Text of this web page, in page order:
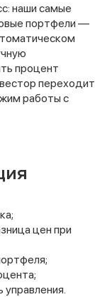
наши самые
портфели —
процент
переходит
работы с
цен при